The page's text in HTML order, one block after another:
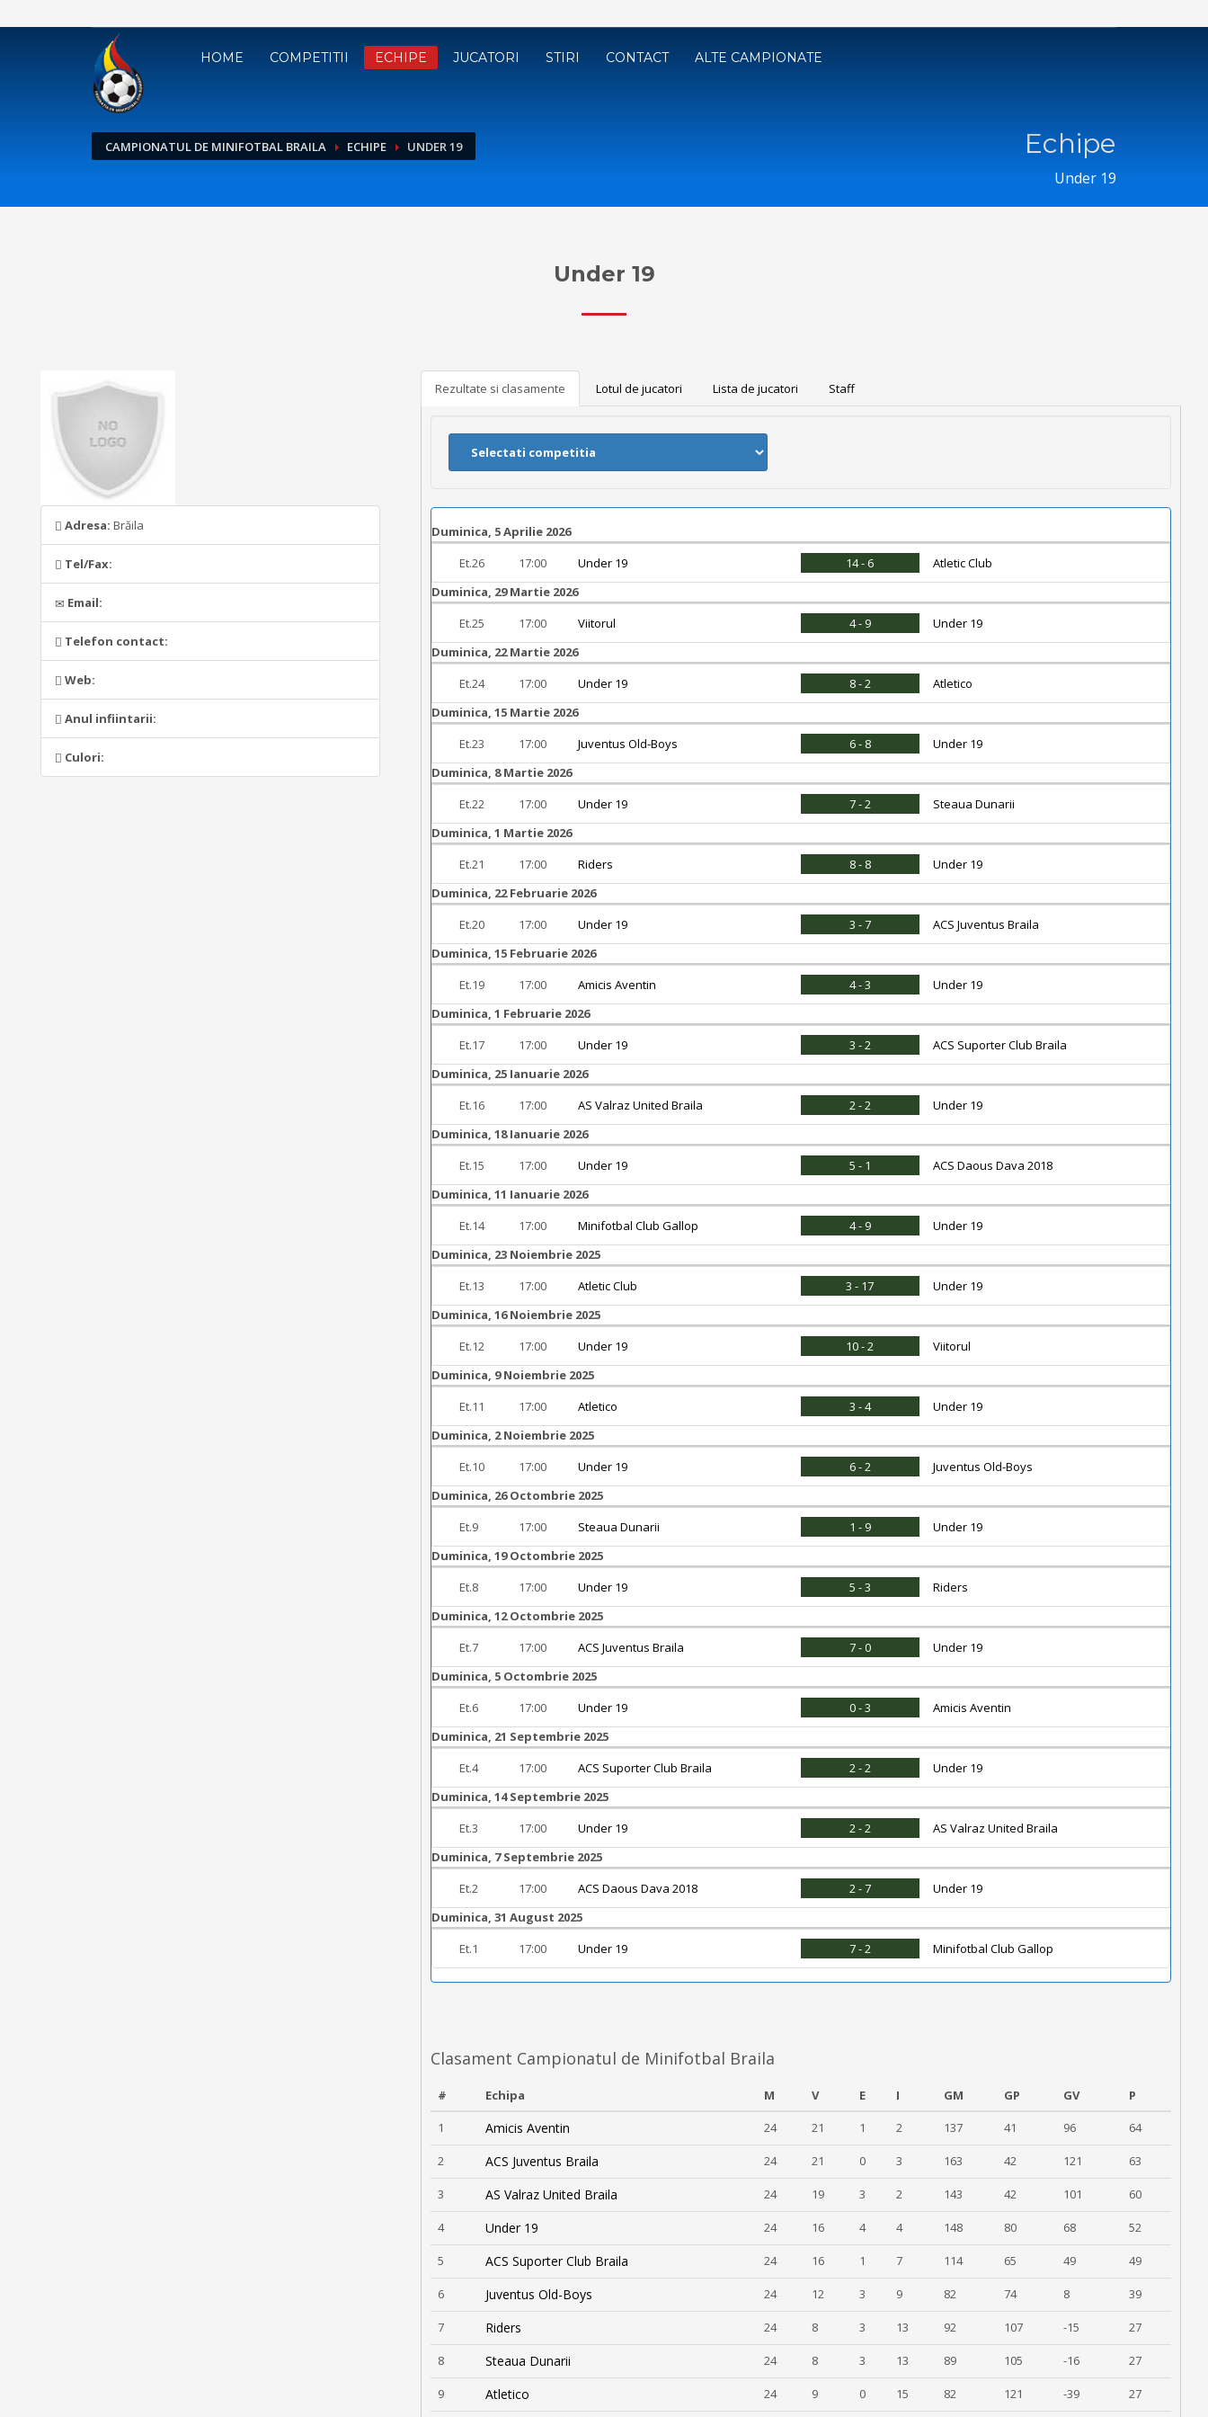
HOME COMPETITII ECHIPE JUCATORI STIRI CONTACT ALTE CAMPIONATE
CAMPIONATUL DE MINIFOTBAL BRAILA ECHIPE UNDER 19 Echipe
Under 19
Under 19
Adresa: Brăila
Tel/Fax:
Email:
Telefon contact:
Web:
Anul infiintarii:
Culori:
Rezultate si clasamente Lotul de jucatori Lista de jucatori Staff
Duminica, 5 Aprilie 2026
Et.26
17:00 Under 19 14 - 6
Atletic Club
Duminica, 29 Martie 2026
Et.25
17:00 Viitorul 4 - 9
Under 19
Duminica, 22 Martie 2026
Et.24
17:00 Under 19 8 - 2
Atletico
Duminica, 15 Martie 2026
Et.23
17:00 Juventus Old-Boys 6 - 8
Under 19
Duminica, 8 Martie 2026
Et.22
17:00 Under 19 7 - 2
Steaua Dunarii
Duminica, 1 Martie 2026
Et.21
17:00 Riders 8 - 8
Under 19
Duminica, 22 Februarie 2026
Et.20
17:00 Under 19 3 - 7
ACS Juventus Braila
Duminica, 15 Februarie 2026
Et.19
17:00 Amicis Aventin 4 - 3
Under 19
Duminica, 1 Februarie 2026
Et.17
17:00 Under 19 3 - 2
ACS Suporter Club Braila
Duminica, 25 Ianuarie 2026
Et.16
17:00 AS Valraz United Braila 2 - 2
Under 19
Duminica, 18 Ianuarie 2026
Et.15
17:00 Under 19 5 - 1
ACS Daous Dava 2018
Duminica, 11 Ianuarie 2026
Et.14
17:00 Minifotbal Club Gallop 4 - 9
Under 19
Duminica, 23 Noiembrie 2025
Et.13
17:00 Atletic Club 3 - 17
Under 19
Duminica, 16 Noiembrie 2025
Et.12
17:00 Under 19 10 - 2
Viitorul
Duminica, 9 Noiembrie 2025
Et.11
17:00 Atletico 3 - 4
Under 19
Duminica, 2 Noiembrie 2025
Et.10
17:00 Under 19 6 - 2
Juventus Old-Boys
Duminica, 26 Octombrie 2025
Et.9
17:00 Steaua Dunarii 1 - 9
Under 19
Duminica, 19 Octombrie 2025
Et.8
17:00 Under 19 5 - 3
Riders
Duminica, 12 Octombrie 2025
Et.7
17:00 ACS Juventus Braila 7 - 0
Under 19
Duminica, 5 Octombrie 2025
Et.6
17:00 Under 19 0 - 3
Amicis Aventin
Duminica, 21 Septembrie 2025
Et.4
17:00 ACS Suporter Club Braila 2 - 2
Under 19
Duminica, 14 Septembrie 2025
Et.3
17:00 Under 19 2 - 2
AS Valraz United Braila
Duminica, 7 Septembrie 2025
Et.2
17:00 ACS Daous Dava 2018 2 - 7
Under 19
Duminica, 31 August 2025
Et.1
17:00 Under 19 7 - 2 Minifotbal Club Gallop
Clasament Campionatul de Minifotbal Braila
# Echipa M V E I GM GP GV
P
1
Amicis Aventin 24 21 1 2 137 41 96 64
2 ACS Juventus Braila 24 21 0 3 163 42 121 63
3 AS Valraz United Braila 24 19 3 2 143 42 101 60
4 Under 19 24 16 4 4 148 80 68 52
5 ACS Suporter Club Braila 24 16 1 7 114 65 49 49
6 Juventus Old-Boys 24 12 3 9 82 74 8 39
7 Riders 24 8 3 13 92 107 -15 27
8 Steaua Dunarii 24 8 3 13 89 105 -16 27
9 Atletico 24 9 0 15 82 121 -39 27